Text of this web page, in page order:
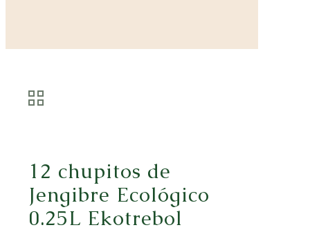
12 chupitos de
Jengibre Ecológico
0.25L Ekotrebol